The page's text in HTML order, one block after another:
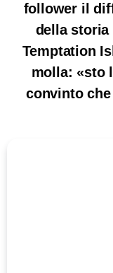
follower il
della storia
Temptation
molla: «sto
convinto